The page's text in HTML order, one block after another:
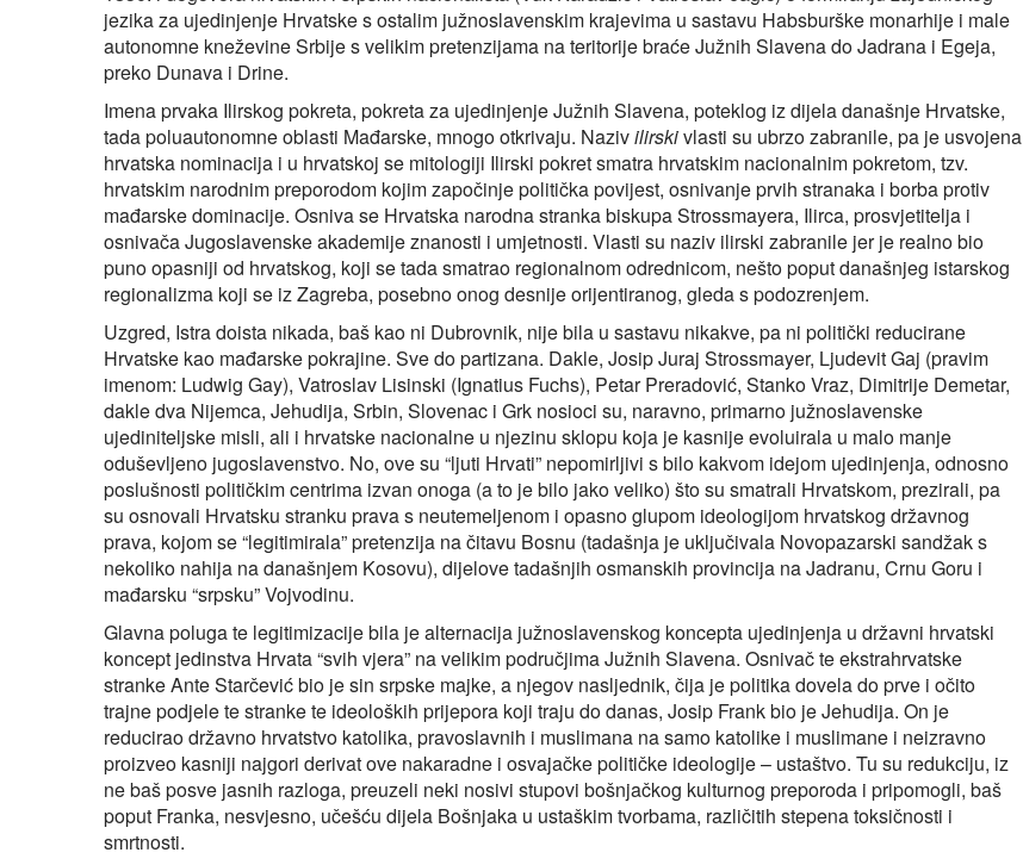
jezika za ujedinjenje Hrvatske s ostalim južnoslavenskim krajevima u sastavu Habsburške monarhije i male
autonomne kneževine Srbije s velikim pretenzijama na teritorije braće Južnih Slavena do Jadrana i Egeja,
preko Dunava i Drine.
Imena prvaka Ilirskog pokreta, pokreta za ujedinjenje Južnih Slavena, poteklog iz dijela današnje Hrvatske,
tada poluautonomne oblasti Mađarske, mnogo otkrivaju. Nazivilirskivlasti su ubrzo zabranile, pa je usvojena
hrvatska nominacija i u hrvatskoj se mitologiji Ilirski pokret smatra hrvatskim nacionalnim pokretom, tzv.
hrvatskim narodnim preporodom kojim započinje politička povijest, osnivanje prvih stranaka i borba protiv
mađarske dominacije. Osniva se Hrvatska narodna stranka biskupa Strossmayera, Ilirca, prosvjetitelja i
osnivača Jugoslavenske akademije znanosti i umjetnosti. Vlasti su naziv ilirski zabranile jer je realno bio
puno opasniji od hrvatskog, koji se tada smatrao regionalnom odrednicom, nešto poput današnjeg istarskog
regionalizma koji se iz Zagreba, posebno onog desnije orijentiranog, gleda s podozrenjem.
Uzgred, Istra doista nikada, baš kao ni Dubrovnik, nije bila u sastavu nikakve, pa ni politički reducirane
Hrvatske kao mađarske pokrajine. Sve do partizana. Dakle, Josip Juraj Strossmayer, Ljudevit Gaj (pravim
imenom: Ludwig Gay), Vatroslav Lisinski (Ignatius Fuchs), Petar Preradović, Stanko Vraz, Dimitrije Demetar,
dakle dva Nijemca, Jehudija, Srbin, Slovenac i Grk nosioci su, naravno, primarno južnoslavenske
ujediniteljske misli, ali i hrvatske nacionalne u njezinu sklopu koja je kasnije evoluirala u malo manje
oduševljeno jugoslavenstvo. No, ove su “ljuti Hrvati” nepomirljivi s bilo kakvom idejom ujedinjenja, odnosno
poslušnosti političkim centrima izvan onoga (a to je bilo jako veliko) što su smatrali Hrvatskom, prezirali, pa
su osnovali Hrvatsku stranku prava s neutemeljenom i opasno glupom ideologijom hrvatskog državnog
prava, kojom se “legitimirala” pretenzija na čitavu Bosnu (tadašnja je uključivala Novopazarski sandžak s
nekoliko nahija na današnjem Kosovu), dijelove tadašnjih osmanskih provincija na Jadranu, Crnu Goru i
mađarsku “srpsku” Vojvodinu.
Glavna poluga te legitimizacije bila je alternacija južnoslavenskog koncepta ujedinjenja u državni hrvatski
koncept jedinstva Hrvata “svih vjera” na velikim područjima Južnih Slavena. Osnivač te ekstrahrvatske
stranke Ante Starčević bio je sin srpske majke, a njegov nasljednik, čija je politika dovela do prve i očito
trajne podjele te stranke te ideoloških prijepora koji traju do danas, Josip Frank bio je Jehudija. On je
reducirao državno hrvatstvo katolika, pravoslavnih i muslimana na samo katolike i muslimane i neizravno
proizveo kasniji najgori derivat ove nakaradne i osvajačke političke ideologije – ustaštvo. Tu su redukciju, iz
ne baš posve jasnih razloga, preuzeli neki nosivi stupovi bošnjačkog kulturnog preporoda i pripomogli, baš
poput Franka, nesvjesno, učešću dijela Bošnjaka u ustaškim tvorbama, različitih stepena toksičnosti i
smrtnosti.